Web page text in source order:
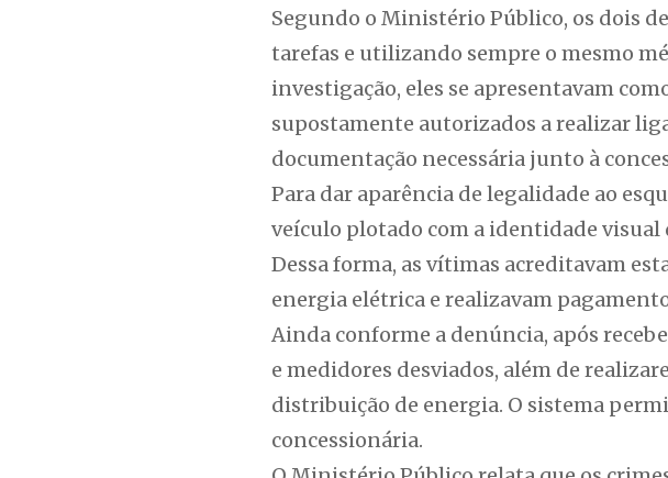
Segundo o Ministério Público, os dois
tarefas e utilizando sempre o mesmo
investigação, eles se apresentavam
supostamente autorizados a realizar
documentação necessária junto à
Para dar aparência de legalidade ao
veículo plotado com a identidade visual
Dessa forma, as vítimas acreditavam
energia elétrica e realizavam
Ainda conforme a denúncia, após
e medidores desviados, além de
distribuição de energia. O sistema
concessionária.